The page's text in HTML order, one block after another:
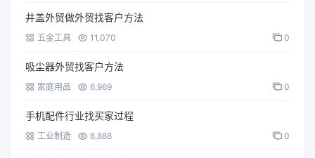
井盖外贸做外贸找客户方法
五金工具 11,070 0
吸尘器外贸找客户方法
家庭用品 6,969 0
手机配件行业找买家过程
工业制造 8,888 0